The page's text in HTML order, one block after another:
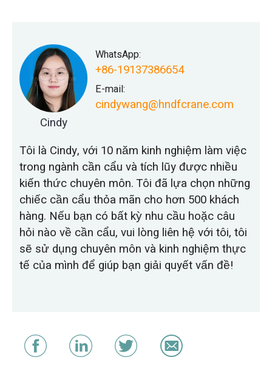
Cindy
WhatsApp:
+86-19137386654
E-mail:
cindywang@hndfcrane.com
Tôi là Cindy, với 10 năm kinh nghiệm làm việc
trong ngành cần cẩu và tích lũy được nhiều
kiến thức chuyên môn. Tôi đã lựa chọn những
chiếc cần cẩu thỏa mãn cho hơn 500 khách
hàng. Nếu bạn có bất kỳ nhu cầu hoặc câu
hỏi nào về cần cẩu, vui lòng liên hệ với tôi, tôi
sẽ sử dụng chuyên môn và kinh nghiệm thực
tế của mình để giúp bạn giải quyết vấn đề!